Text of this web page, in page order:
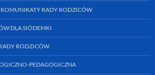
RADY RODZICÓW
DLA SIÓDEMKI
RODZICÓW
PEDAGOGICZNA